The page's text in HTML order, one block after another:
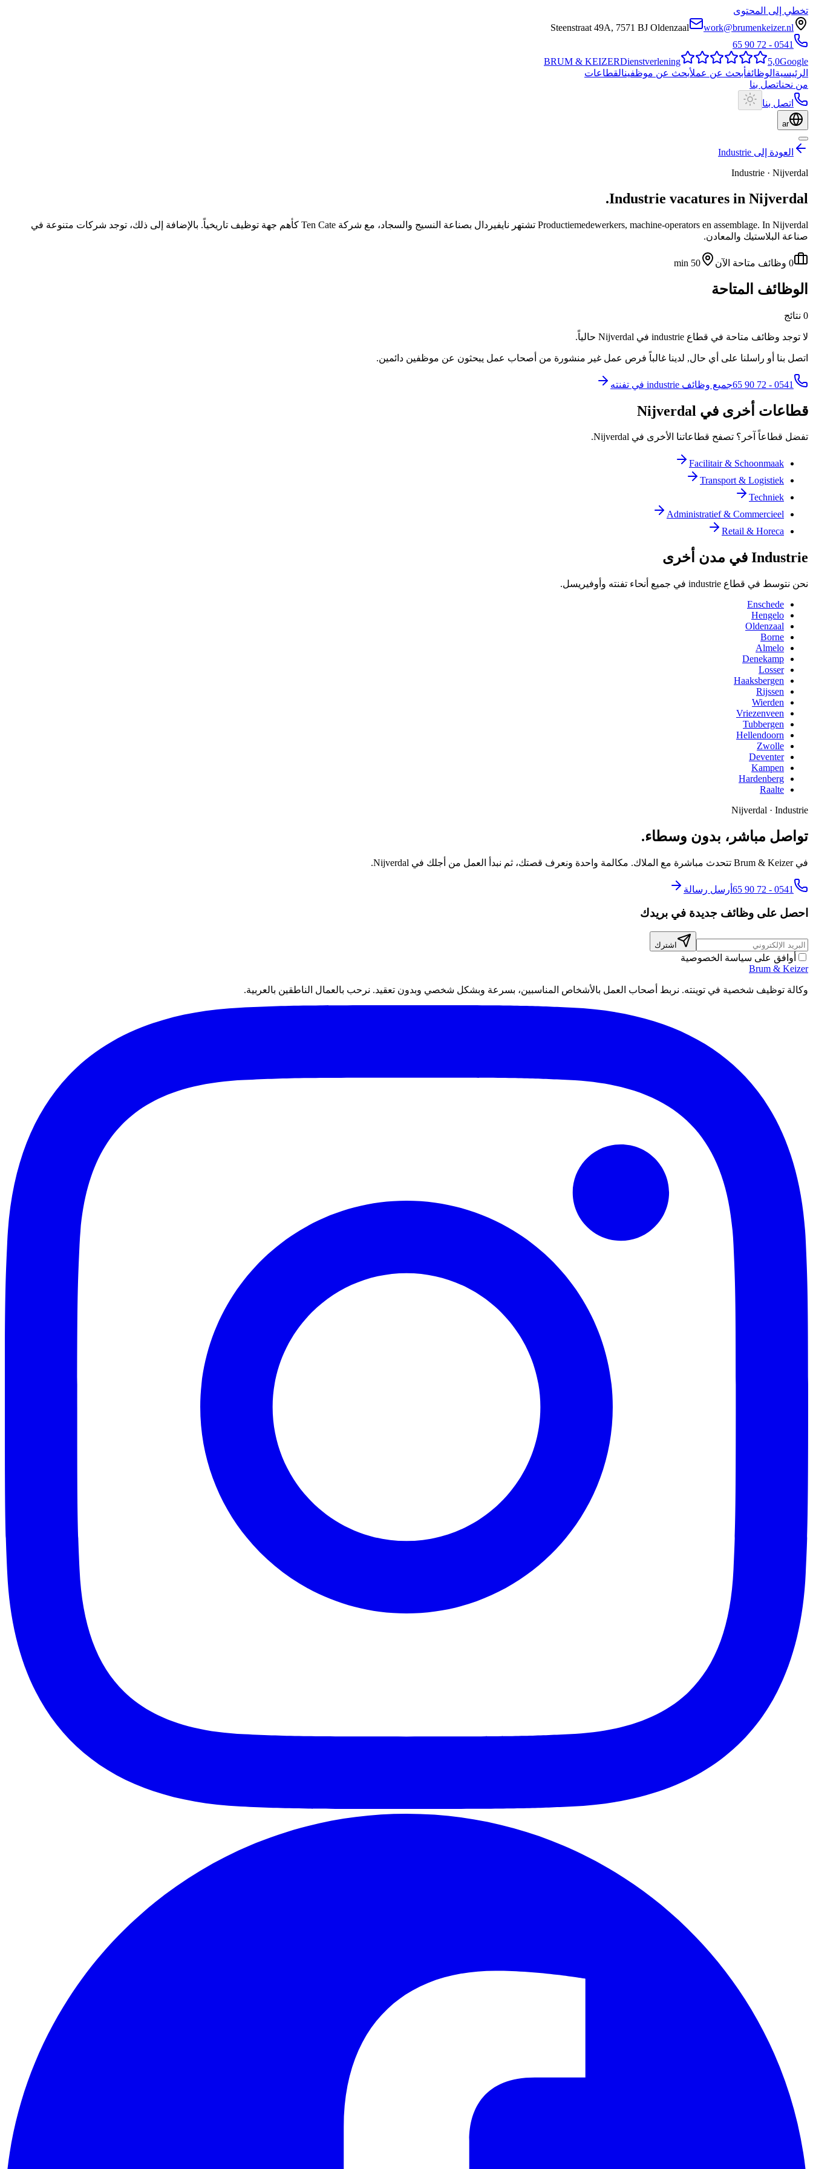
تخطي إلى المحتوى
Steenstraat 49A, 7571 BJ Oldenzaal
work@brumenkeizer.nl
0541 - 72 90 65
BRUM & KEIZERDienstverlening 5,0Google
الرئيسية الوظائفأبحث عن عملأبحث عن موظفينالقطاعات
من نحناتصل بنا
اتصل بنا
ar
العودة إلى Industrie
Industrie · Nijverdal
Industrie vacatures in Nijverdal
.
Productiemedewerkers, machine-operators en assemblage.
In Nijverdal تشتهر نايفيردال بصناعة النسيج والسجاد، مع شركة Ten Cate كأهم جهة توظيف تاريخياً. بالإضافة إلى ذلك، توجد شركات متنوعة في
صناعة البلاستيك والمعادن.
0 وظائف متاحة الآن 50 min
الوظائف المتاحة
0 نتائج
لا توجد وظائف متاحة في قطاع industrie في Nijverdal حالياً.
اتصل بنا أو راسلنا على أي حال, لدينا غالباً فرص عمل غير منشورة من أصحاب عمل يبحثون عن موظفين دائمين.
0541 - 72 90 65 جميع وظائف industrie في تفنته
قطاعات أخرى في Nijverdal
تفضل قطاعاً آخر؟ تصفح قطاعاتنا الأخرى في Nijverdal.
Facilitair & Schoonmaak
Transport & Logistiek
Techniek
Administratief & Commercieel
Retail & Horeca
Industrie في مدن أخرى
نحن نتوسط في قطاع industrie في جميع أنحاء تفنته وأوفيريسل.
Enschede
Hengelo
Oldenzaal
Borne
Almelo
Denekamp
Losser
Haaksbergen
Rijssen
Wierden
Vriezenveen
Tubbergen
Hellendoorn
Zwolle
Deventer
Kampen
Hardenberg
Raalte
Nijverdal · Industrie
تواصل مباشر، بدون وسطاء.
في Brum & Keizer تتحدث مباشرة مع الملاك. مكالمة واحدة ونعرف قصتك، ثم نبدأ العمل من أجلك في Nijverdal.
0541 - 72 90 65 أرسل رسالة
احصل على وظائف جديدة في بريدك
اشترك
أوافق على سياسة الخصوصية
Brum & Keizer
وكالة توظيف شخصية في توينته. نربط أصحاب العمل بالأشخاص المناسبين، بسرعة وبشكل شخصي وبدون تعقيد. نرحب بالعمال الناطقين بالعربية.